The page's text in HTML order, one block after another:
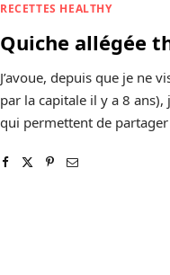
RECETTES HEALTHY
Quiche allégée
J’avoue, depuis que je ne
par la capitale il y a 8
qui permettent de